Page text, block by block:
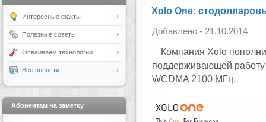
Xolo One:
Добавлено - 21.10.2014
Компания Xolo
поддерживающей
WCDMA 2100 МГц.
Интересные факты
Полезные советы
Осваиваем технологии
Все новости
Абонентам на заметку